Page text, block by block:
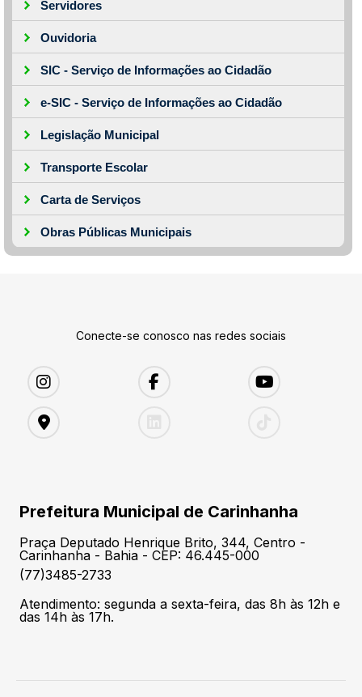
Servidores
Ouvidoria
SIC - Serviço de Informações ao Cidadão
e-SIC - Serviço de Informações ao Cidadão
Legislação Municipal
Transporte Escolar
Carta de Serviços
Obras Públicas Municipais
Conecte-se conosco nas redes sociais
Prefeitura Municipal de Carinhanha
Praça Deputado Henrique Brito, 344, Centro -
Carinhanha - Bahia - CEP: 46.445-000
(77)3485-2733
Atendimento: segunda a sexta-feira, das 8h às 12h e
das 14h às 17h.